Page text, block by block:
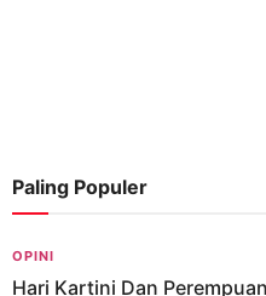
Paling Populer
OPINI
Hari Kartini Dan